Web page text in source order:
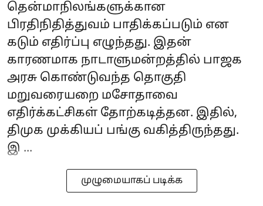
தென்மாநிலங்களுக்கான
பிரதிநிதித்துவம் பாதிக்கப்படும் என
கடும் எதிர்ப்பு எழுந்தது. இதன்
காரணமாக நாடாளுமன்றத்தில் பாஜக
அரசு கொண்டுவந்த தொகுதி
மறுவரையறை மசோதாவை
எதிர்க்கட்சிகள் தோற்கடித்தன. இதில்,
திமுக முக்கியப் பங்கு வகித்திருந்தது.
இ ...
முழுமையாகப் படிக்க